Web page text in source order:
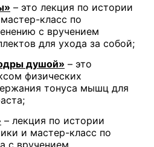
– это лекция по истории
класс по
с вручением
для ухода за собой;
душой» – это
физических
тонуса мышц для
– лекция по истории
и мастер-класс по
с вручением